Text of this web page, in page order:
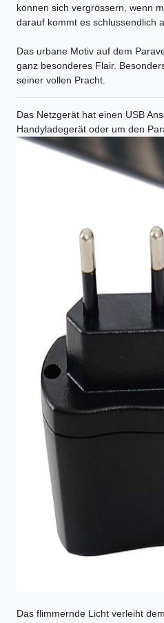
können sich vergrössern, wenn
darauf kommt es schlussendlich
Das urbane Motiv auf dem
ganz besonderes Flair.
seiner vollen Pracht.
Das Netzgerät hat einen USB
Handyladegerät oder um den
Das flimmernde Licht verleiht